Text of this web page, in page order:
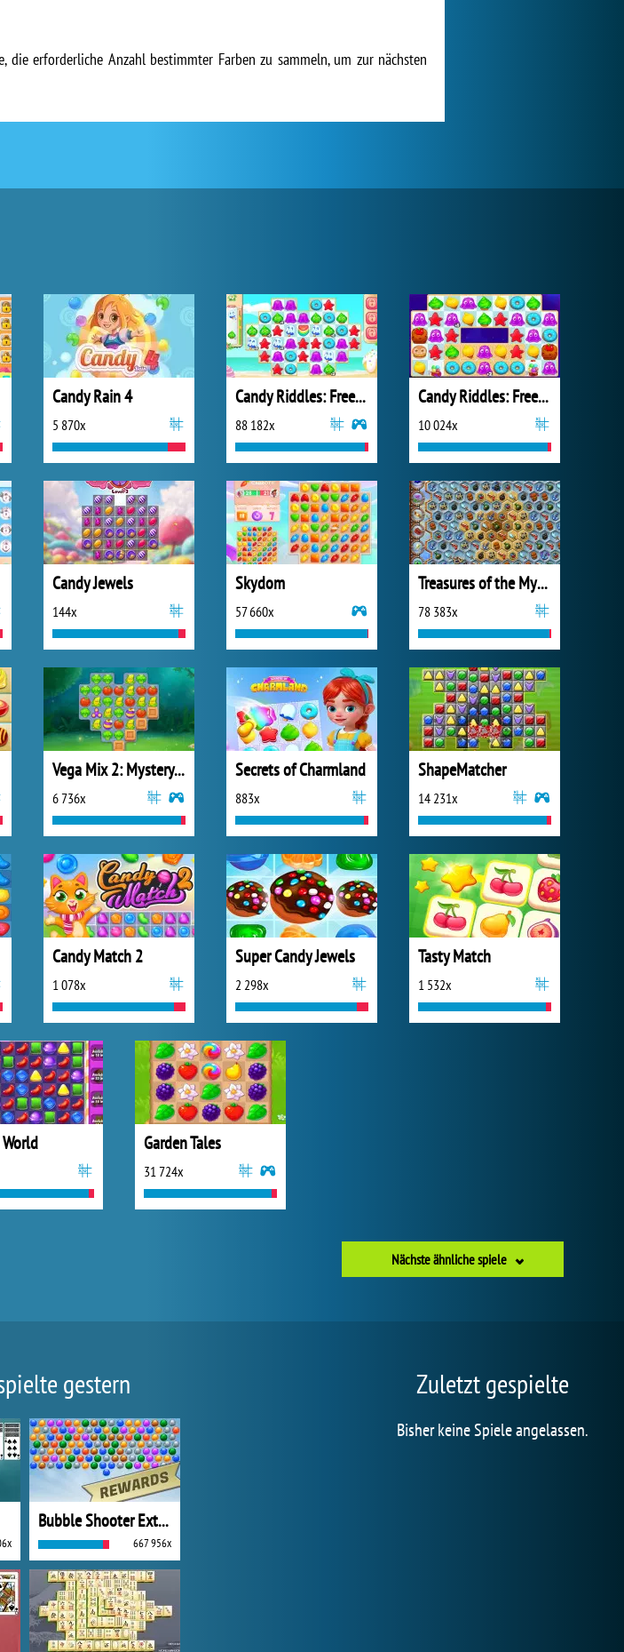
erforderliche Anzahl bestimmter Farben zu sammeln, um zur nächsten
Candy Rain 4
5 870x
Candy Riddles: Free Match 3 Puzzle
88 182x
Candy Riddles: Free Match 3 Puzzle
10 024x
Candy Jewels
144x
Skydom
57 660x
Treasures of the Mystic Sea
78 383x
Vega Mix 2: Mystery of Island
6 736x
Secrets of Charmland
883x
ShapeMatcher
14 231x
Candy Match 2
1 078x
Super Candy Jewels
2 298x
Tasty Match
1 532x
Garden Tales
31 724x
Nächste ähnliche spiele
gestern
Bubble Shooter Extreme
667 956x
Zuletzt gespielte
Bisher keine Spiele angelassen.